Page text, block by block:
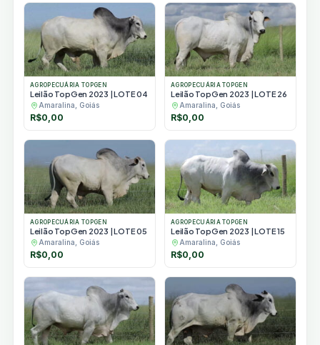
AGROPECUÁRIA TOPGEN
Leilão TopGen 2023 | LOTE 04
Amaralina, Goiás
R$0,00
AGROPECUÁRIA TOPGEN
Leilão TopGen 2023 | LOTE 26
Amaralina, Goiás
R$0,00
AGROPECUÁRIA TOPGEN
Leilão TopGen 2023 | LOTE 05
Amaralina, Goiás
R$0,00
AGROPECUÁRIA TOPGEN
Leilão TopGen 2023 | LOTE 15
Amaralina, Goiás
R$0,00